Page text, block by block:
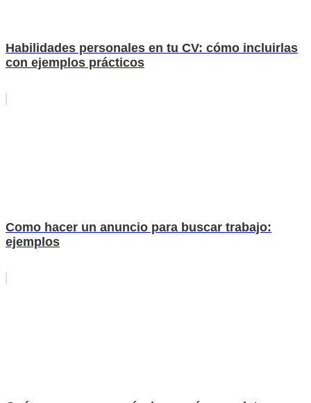
Habilidades personales en tu CV: cómo incluirlas
con ejemplos prácticos
Como hacer un anuncio para buscar trabajo:
ejemplos